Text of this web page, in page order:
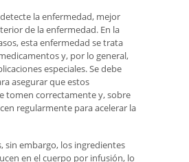
la enfermedad, mejor
de la enfermedad. En la
esta enfermedad se trata
y, por lo general,
especiales. Se debe
asegurar que estos
tomen correctamente y, sobre
regularmente para acelerar la
sin embargo, los ingredientes
en el cuerpo por infusión, lo